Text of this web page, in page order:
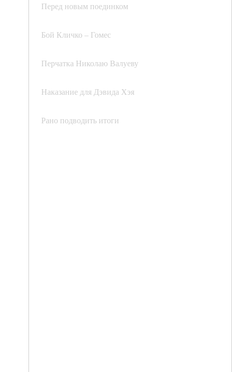
Перед новым поединком
Бой Кличко – Гомес
Перчатка Николаю Валуеву
Наказание для Дэвида Хэя
Рано подводить итоги